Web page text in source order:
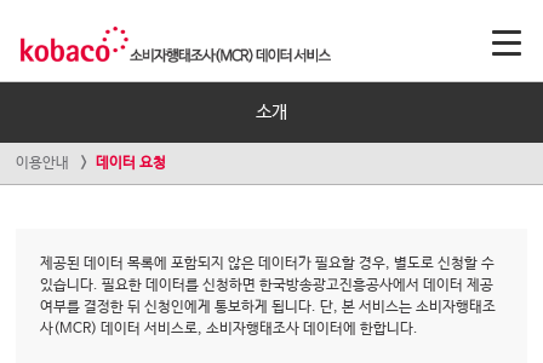
소개
이용안내 데이터 요청
제공된 데이터 목록에 포함되지 않은 데이터가 필요할 경우, 별도로 신청할 수
있습니다. 필요한 데이터를 신청하면 한국방송광고진흥공사에서 데이터 제공
여부를 결정한 뒤 신청인에게 통보하게 됩니다. 단, 본 서비스는 소비자행태조
사(MCR) 데이터 서비스로, 소비자행태조사 데이터에 한합니다.